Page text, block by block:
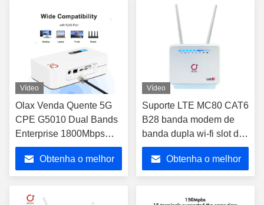
Vídeo
Olax Venda Quente 5G
CPE G5010 Dual Bands
Enterprise 1800Mbps
velocidade 5g Wifi
Router com um slot de
cartão SIM sem antena
Obtenha o melhor
Vídeo
Suporte LTE MC80 CAT6
B28 banda modem de
banda dupla wi-fi slot de
cartão SIM sem fio
roteador CPE uso
doméstico
Obtenha o melhor